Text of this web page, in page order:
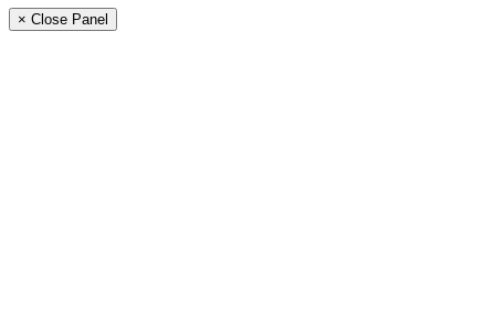
× Close Panel